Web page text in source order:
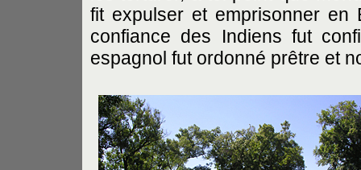
fit expulser et emprisonner en
confiance des Indiens fut
espagnol fut ordonné prêtre et